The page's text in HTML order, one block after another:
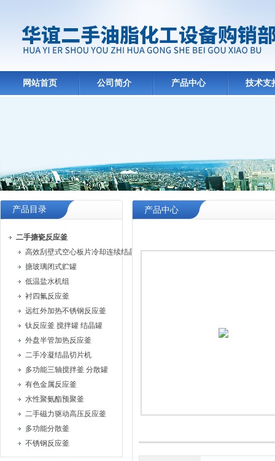
网站首页 公司简介 产品中心 技术支
产品目录
二手搪瓷反应釜
高效刮壁式空心板片冷却连续结晶机
搪玻璃闭式贮罐
低温盐水机组
衬四氟反应釜
远红外加热不锈钢反应釜
钛反应釜 搅拌罐 结晶罐
外盘半管加热反应釜
二手冷凝结晶切片机
多功能三轴搅拌釜 分散罐
有色金属反应釜
水性聚氨酯预聚釜
二手磁力驱动高压反应釜
多功能分散釜
不锈钢反应釜
产品中心